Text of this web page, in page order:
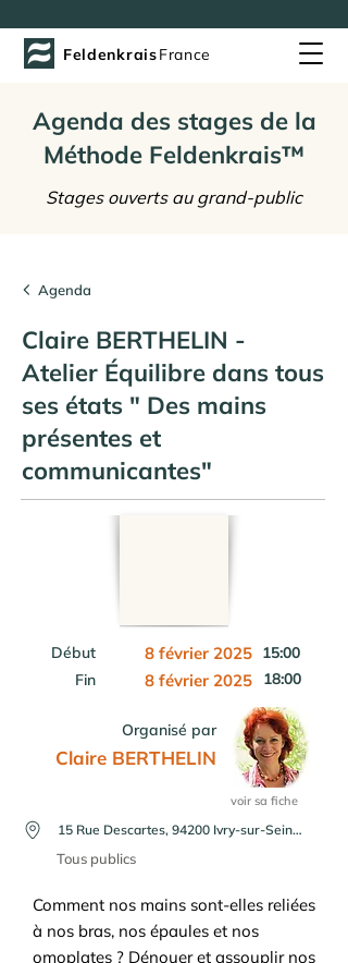
FeldenkraisFrance
Agenda des stages de la
Méthode Feldenkrais™
Stages ouverts au grand-public
Agenda
Claire BERTHELIN -
Atelier Équilibre dans tous
ses états " Des mains
présentes et
communicantes"
Début 8 février 2025 15:00
Fin
8 février 2025 18:00
Organisé par
Claire BERTHELIN
voir sa fiche
15 Rue Descartes, 94200 Ivry-sur-Seine, France ou en visio
Tous publics
Comment nos mains sont-elles reliées
à nos bras, nos épaules et nos
omoplates ? Dénouer et assouplir nos